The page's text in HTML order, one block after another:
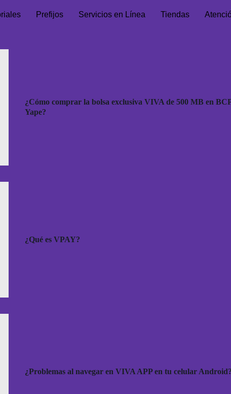
Prefijos Servicios en Línea Tiendas
¿Cómo comprar la bolsa exclusiva VIVA de 500 MB en
Yape?
¿Qué es VPAY?
¿Problemas al navegar en VIVA APP en tu celular